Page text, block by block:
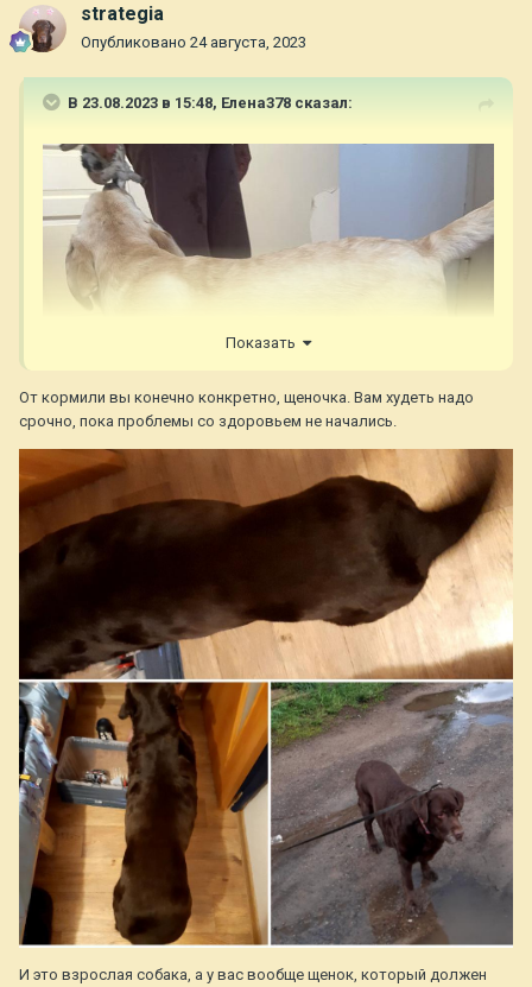
strategia
Опубликовано 24 августа, 2023
В 23.08.2023 в 15:48, Елена378 сказал:
Показать
От кормили вы конечно конкретно, щеночка. Вам худеть надо
срочно, пока проблемы со здоровьем не начались.
И это взрослая собака, а у вас вообще щенок, который должен